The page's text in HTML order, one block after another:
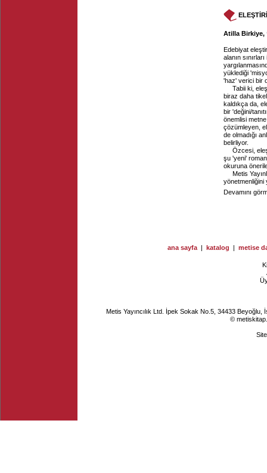
Atilla Birkiye,
Edebiyat
alanın
yüklediği
'haz' verici bir
Tabii ki,
biraz daha
kaldıkça da,
bir 'değini/
önemlisi
çözümleyen,
de olmadığı
belirliyor.
Özcesi,
şu 'yeni'
okuruna
Metis
yönetmenliğini
Devamını
ana sayfa | katalog | metise
Metis Yayıncılık Ltd. İpek Sokak No.5, 34433
©